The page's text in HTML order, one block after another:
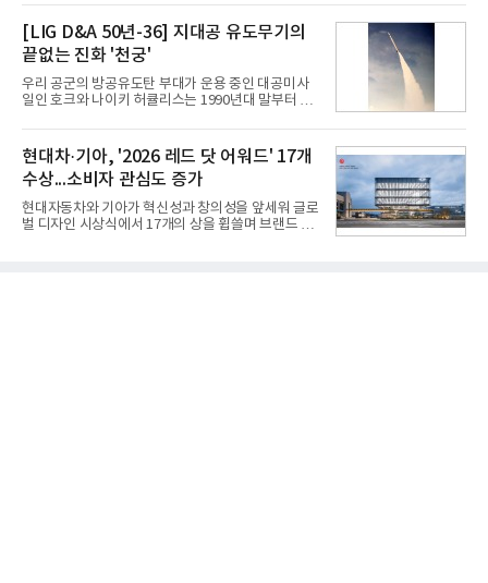
따른 기저효과가 실
인해주는 프로모션이다.대상 제품은 65·77·83형 올
레드, 75·86·100형 마이크로 RGB, 75·86형 미니
RGB 등 거실용 TV로 인기가 높은 베스트셀러 TV 20
개 모델이며, 동시 구독 계약 시 스탠바이미2(모델명
27LX6TPGA) 구독료를 50% 할인 받을 수 있다. 프로
모션 대상 모델과 혜택, 구독료 등 프로모션 세부 사항
은 베스트샵 판매 매니저에게 문의하면 자세히 안내
등으로 이전
[LIG D&A 50년-36] 지대공 유도무기의
끝없는 진화 '천궁'
우리 공군의 방공유도탄 부대가 운용 중인 대공미사
일인 호크와 나이키 허큘리스는 1990년대 말부터 성
기존 미사일체계를 대체할 중고도 및 중거리 대공미
사일을 개발하기로 결정했다.처음 KM-SAM 사업으로
불린 이 사업의 명칭은 호크(Iron Hawk, 철매)를 대체
한다는 의미에서 ‘철매Ⅱ’ 로 정해졌다. 철매Ⅱ 개발
사업은 미사일체계 완성 후인 2011년 ‘천궁(天弓)’으
로 다시 장비명이 바뀌었다. 17개 업체와 관련 기관이
참여한 가운데 LIG 넥스원은 탐색 개발에서 체계개발
현대차·기아, '2026 레드 닷 어워드' 17개
수상...소비자 관심도 증가
현대자동차와 기아가 혁신성과 창의성을 앞세워 글로
벌 디자인 시상식에서 17개의 상을 휩쓸며 브랜드 경